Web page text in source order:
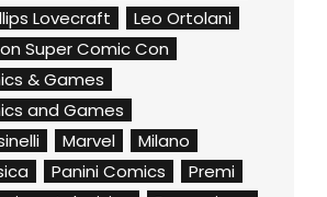
Lovecraft
Leo Ortolani
Super Comic Con
& Games
and Games
Marvel
Milano
Panini Comics
Premi